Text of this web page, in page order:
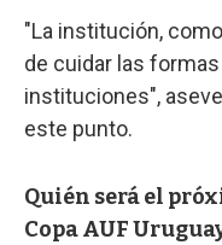
"La institución,
de cuidar las
instituciones",
este punto.
Quién será el
Copa AUF